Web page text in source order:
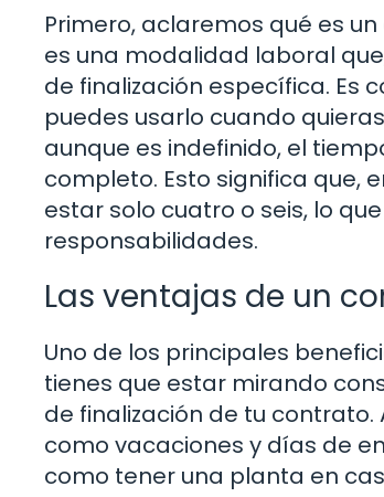
Primero, aclaremos qué es un
es una modalidad laboral
de finalización específica. Es
puedes usarlo cuando
aunque es indefinido, el
completo. Esto significa que,
estar solo cuatro o seis, lo
responsabilidades.
Las ventajas de un
Uno de los principales
tienes que estar mirando
de finalización de tu
como vacaciones y días de
como tener una planta en